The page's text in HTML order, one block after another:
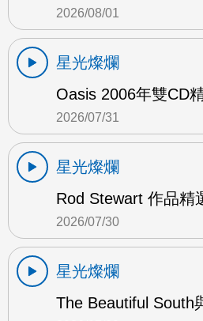
2026/08/01
星光燦爛
Oasis 2006年雙CD
2026/07/31
星光燦爛
Rod Stewart 作品精
2026/07/30
星光燦爛
The Beautiful South